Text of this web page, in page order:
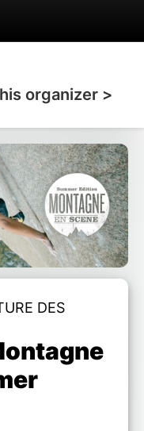
organizer >
DES